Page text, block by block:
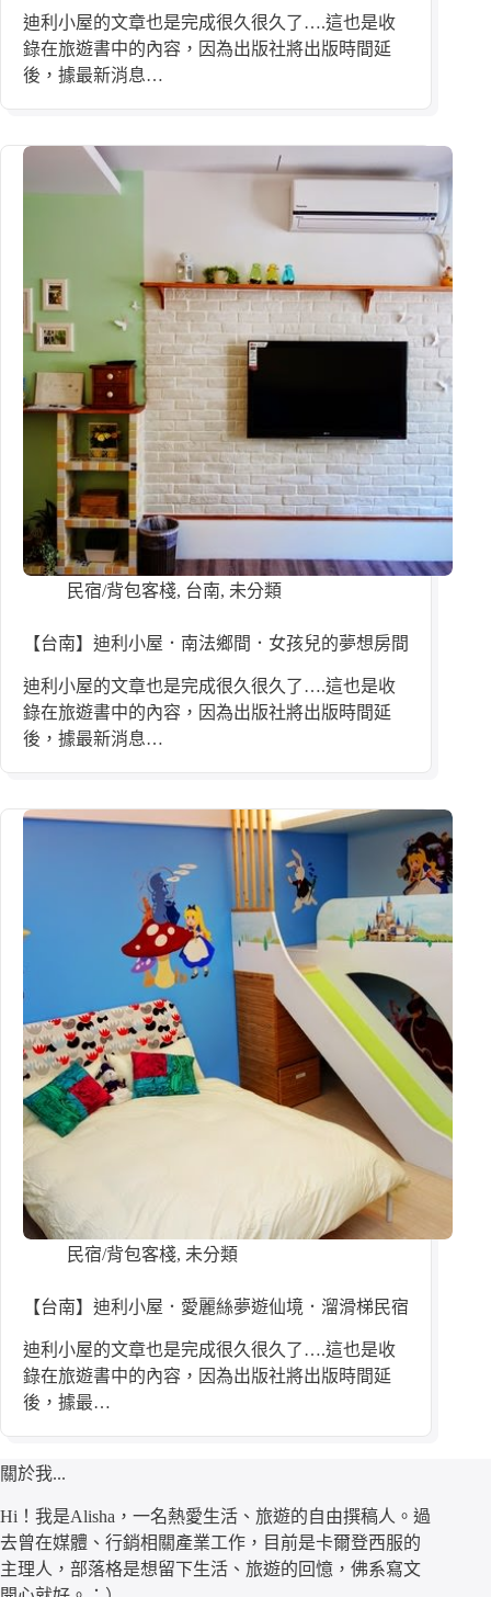
迪利小屋的文章也是完成很久很久了….這也是收
錄在旅遊書中的內容，因為出版社將出版時間延
後，據最新消息…
民宿/背包客棧, 台南, 未分類
【台南】迪利小屋．南法鄉間．女孩兒的夢想房間
迪利小屋的文章也是完成很久很久了….這也是收
錄在旅遊書中的內容，因為出版社將出版時間延
後，據最新消息…
民宿/背包客棧, 未分類
【台南】迪利小屋．愛麗絲夢遊仙境．溜滑梯民宿
迪利小屋的文章也是完成很久很久了….這也是收
錄在旅遊書中的內容，因為出版社將出版時間延
後，據最…
關於我...
Hi！我是Alisha，一名熱愛生活、旅遊的自由撰稿人。過
去曾在媒體、行銷相關產業工作，目前是卡爾登西服的
主理人，部落格是想留下生活、旅遊的回憶，佛系寫文